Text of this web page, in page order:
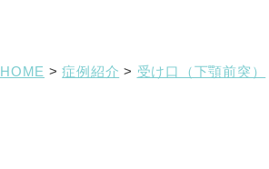
HOME >症例紹介 > 受け口（下顎前突）